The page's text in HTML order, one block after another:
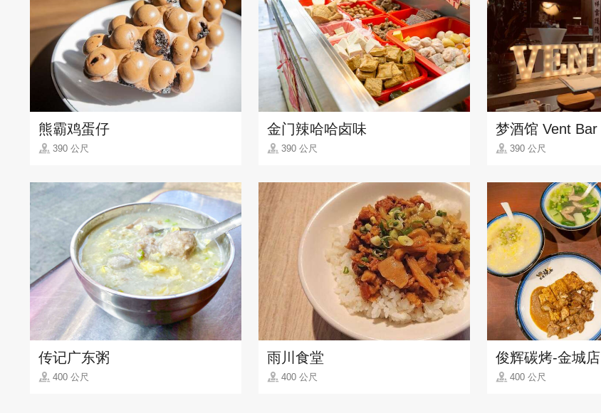
熊霸鸡蛋仔
390 公尺
金门辣哈哈卤味
390 公尺
梦酒馆 Vent Bar
390 公尺
传记广东粥
400 公尺
雨川食堂
400 公尺
俊辉碳烤-金城店
400 公尺